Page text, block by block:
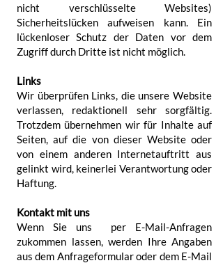
nicht verschlüsselte Websites)
Sicherheits­lücken aufweisen kann. Ein
lücken­loser Schutz der Daten vor dem
Zugriff durch Dritte ist nicht möglich.
Links
Wir über­prüfen Links, die unsere Website
verlassen, redaktionell sehr sorgfältig.
Trotzdem über­nehmen wir für Inhalte auf
Seiten, auf die von dieser Website oder
von einem anderen Internet­auftritt aus
gelinkt wird, keinerlei Verant­wortung oder
Haftung.
Kontakt mit uns
Wenn Sie uns per E-Mail-Anfragen
zukommen lassen, werden Ihre Angaben
aus dem Anfrage­formular oder dem E-Mail